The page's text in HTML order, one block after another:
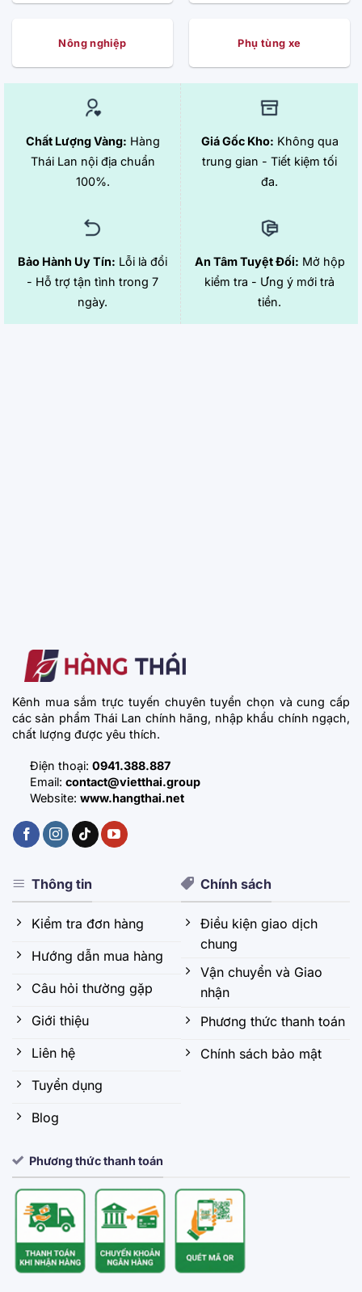
Nông nghiệp Phụ tùng xe
Chất Lượng Vàng: Hàng
Thái Lan nội địa chuẩn
100%.
Giá Gốc Kho: Không qua
trung gian - Tiết kiệm tối
đa.
Bảo Hành Uy Tín: Lỗi là đổi
- Hỗ trợ tận tình trong 7
ngày.
An Tâm Tuyệt Đối: Mở hộp
kiểm tra - Ưng ý mới trả
tiền.
Kênh mua sắm trực tuyến chuyên tuyển chọn và cung cấp
các sản phẩm Thái Lan chính hãng, nhập khẩu chính ngạch,
chất lượng được yêu thích.
Điện thoại: 0941.388.887
Email: contact@vietthai.group
Website: www.hangthai.net
Thông tin
Kiểm tra đơn hàng
Hướng dẫn mua hàng
Câu hỏi thường gặp
Giới thiệu
Liên hệ
Tuyển dụng
Blog
Chính sách
Điều kiện giao dịch
chung
Vận chuyển và Giao
nhận
Phương thức thanh toán
Chính sách bảo mật
Phương thức thanh toán